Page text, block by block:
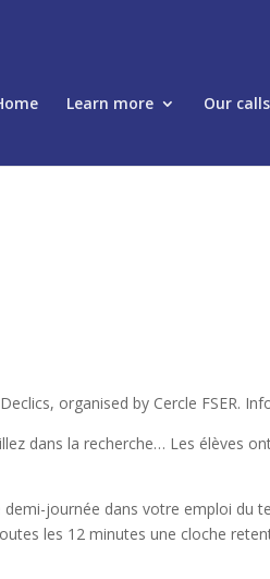
Learn more Our calls
organised by Cercle FSER.
dans la recherche… Les élèves
journée dans votre emploi du
les 12 minutes une cloche